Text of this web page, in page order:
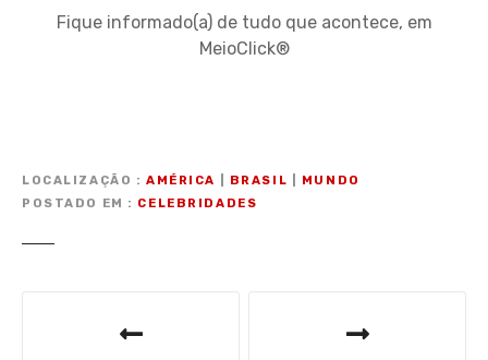
Fique informado(a) de tudo que acontece, em
MeioClick®
LOCALIZAÇÃO AMÉRICA BRASIL
MUNDO
POSTADO EM
CELEBRIDADES